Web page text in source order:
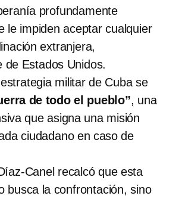
profundamente
le impiden aceptar cualquier
extranjera,
de Estados Unidos.
militar de Cuba se
de todo el pueblo”, una
que asigna una misión
ciudadano en caso de
Canel recalcó que esta
busca la confrontación, sino